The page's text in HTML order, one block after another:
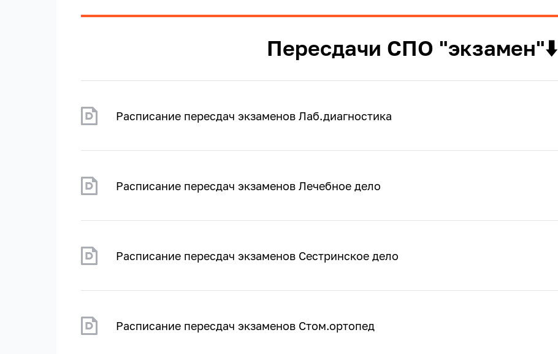
Пересдачи СПО "экзамен"⬇️
Расписание пересдач экзаменов Лаб.диагностика
Расписание пересдач экзаменов Лечебное дело
Расписание пересдач экзаменов Сестринское дело
Расписание пересдач экзаменов Стом.ортопед